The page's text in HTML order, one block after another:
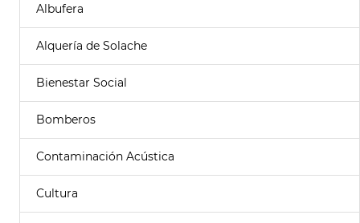
Albufera
Alquería de Solache
Bienestar Social
Bomberos
Contaminación Acústica
Cultura